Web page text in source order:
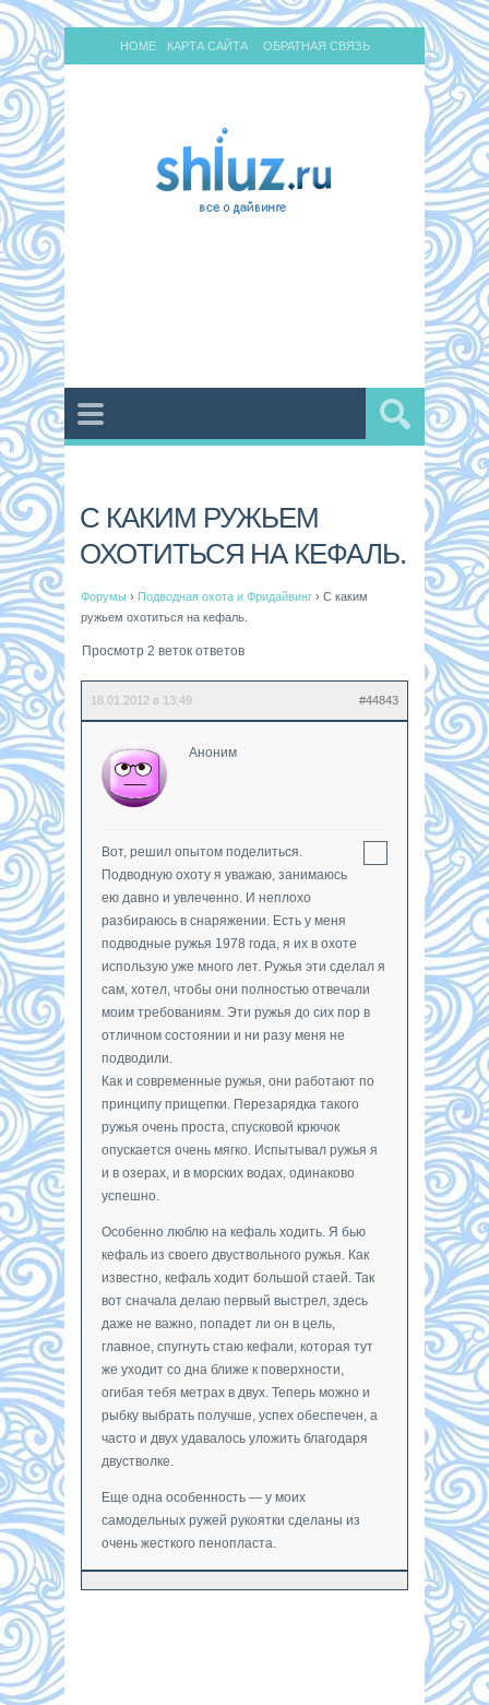
HOME КАРТА САЙТА ОБРАТНАЯ СВЯЗЬ
С КАКИМ РУЖЬЕМ
ОХОТИТЬСЯ НА КЕФАЛЬ.
Форумы › Подводная охота и Фридайвинг › С каким
ружьем охотиться на кефаль.
Просмотр 2 веток ответов
18.01.2012 в 13:49 #44843
Аноним
Вот, решил опытом поделиться.
Подводную охоту я уважаю, занимаюсь
ею давно и увлеченно. И неплохо
разбираюсь в снаряжении. Есть у меня
подводные ружья 1978 года, я их в охоте
использую уже много лет. Ружья эти сделал я
сам, хотел, чтобы они полностью отвечали
моим требованиям. Эти ружья до сих пор в
отличном состоянии и ни разу меня не
подводили.
Как и современные ружья, они работают по
принципу прищепки. Перезарядка такого
ружья очень проста, спусковой крючок
опускается очень мягко. Испытывал ружья я
и в озерах, и в морских водах, одинаково
успешно.
Особенно люблю на кефаль ходить. Я бью
кефаль из своего двуствольного ружья. Как
известно, кефаль ходит большой стаей. Так
вот сначала делаю первый выстрел, здесь
даже не важно, попадет ли он в цель,
главное, спугнуть стаю кефали, которая тут
же уходит со дна ближе к поверхности,
огибая тебя метрах в двух. Теперь можно и
рыбку выбрать получше, успех обеспечен, а
часто и двух удавалось уложить благодаря
двустволке.
Еще одна особенность — у моих
самодельных ружей рукоятки сделаны из
очень жесткого пенопласта.